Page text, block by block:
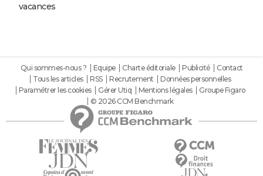
vacances
Qui sommes-nous ? Equipe Charte éditoriale Publicité
Contact
Tous les articles
RSS Recrutement
Données personnelles
Paramétrer les cookies
Gérer Utiq Mentions légales
Groupe Figaro
© 2026 CCM Benchmark